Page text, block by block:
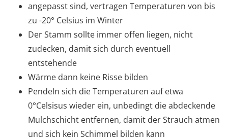
angepasst sind, vertragen Temperaturen von bis
zu -20° Celsius im Winter
Der Stamm sollte immer offen liegen, nicht
zudecken, damit sich durch eventuell
entstehende
Wärme dann keine Risse bilden
Pendeln sich die Temperaturen auf etwa
0°Celsisus wieder ein, unbedingt die abdeckende
Mulchschicht entfernen, damit der Strauch atmen
und sich kein Schimmel bilden kann